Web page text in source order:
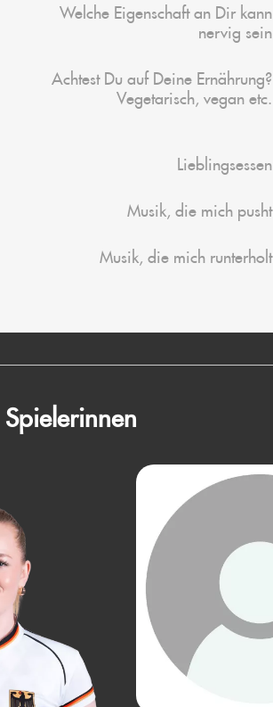
Welche Eigenschaft an Dir kann
nervig sein
Achtest Du auf Deine Ernährung?
Vegetarisch, vegan etc.
Lieblingsessen
Musik, die mich pusht
Musik, die mich runterholt